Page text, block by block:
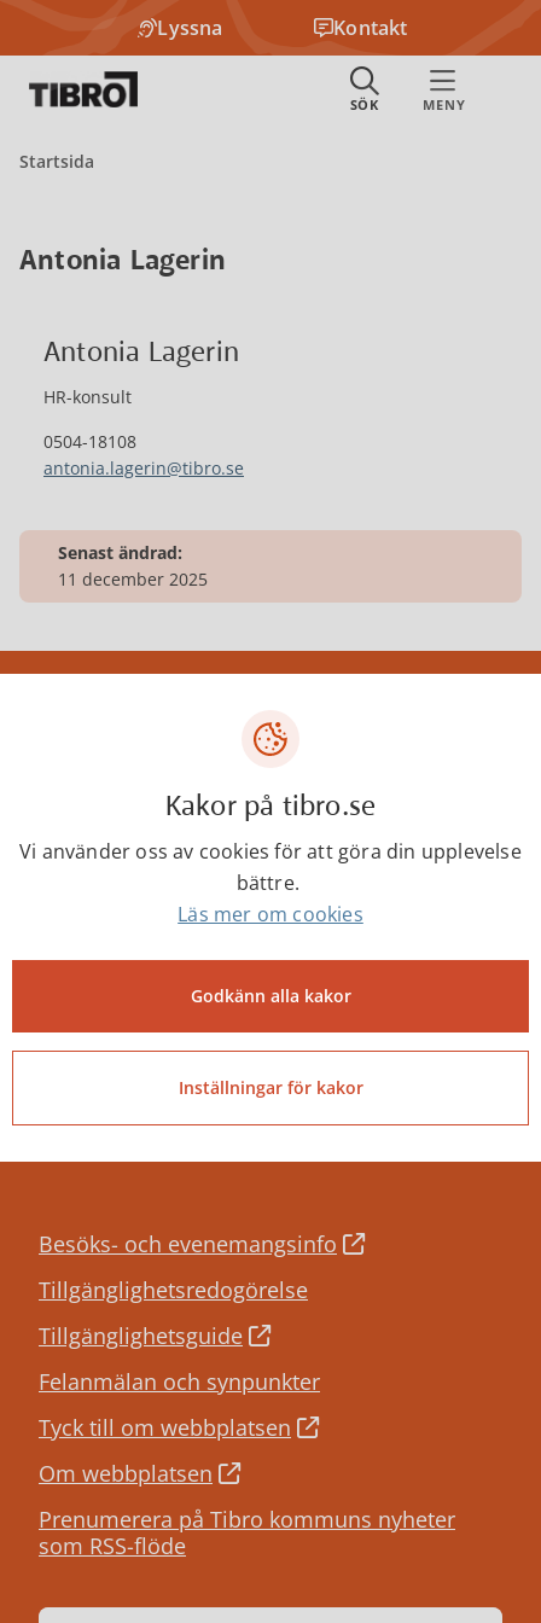
Lyssna Kontakt
Startsida
Antonia Lagerin
Antonia Lagerin
HR-konsult
0504-18108
antonia.lagerin@tibro.se
Senast ändrad:
11 december 2025
Telefon: 0504-180 00
E-post: kommun@tibro.se
Organisationsnummer:
0007:2120001660
Besöks- och evenemangsinfo
Tillgänglighetsredogörelse
Tillgänglighetsguide
Felanmälan och synpunkter
Tyck till om webbplatsen
Om webbplatsen
Prenumerera på Tibro kommuns nyheter
som RSS-flöde
Kakor på tibro.se
Vi använder oss av cookies för att göra din upplevelse
bättre.
Läs mer om cookies
Godkänn alla kakor
Inställningar för kakor